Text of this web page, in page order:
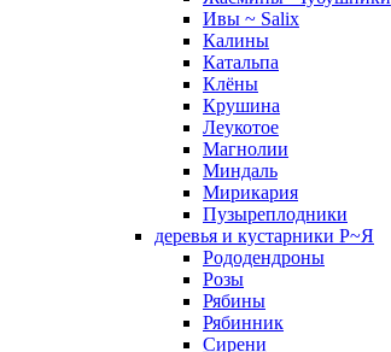
Ивы ~ Salix
Калины
Катальпа
Клёны
Крушина
Леукотое
Магнолии
Миндаль
Мирикария
Пузыреплодники
деревья и кустарники Р~Я
Рододендроны
Розы
Рябины
Рябинник
Сирени